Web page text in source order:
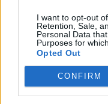
I want to opt-out
Retention, Sale,
Personal Data
Purposes for
Opted Out
CONFIRM
Vinicius zbraz profilin
Instagram teksa
bisedimet me Real